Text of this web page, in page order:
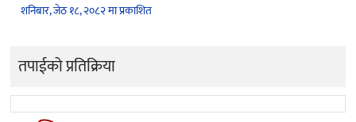
शनिबार, जेठ १८, २०८२ मा प्रकाशित
तपाईको प्रतिक्रिया